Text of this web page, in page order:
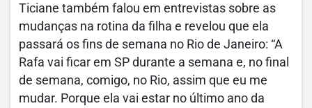
Ticiane também falou em entrevistas sobre as
mudanças na rotina da filha e revelou que ela
passará os fins de semana no Rio de Janeiro: “A
Rafa vai ficar em SP durante a semana e, no final
de semana, comigo, no Rio, assim que eu me
mudar. Porque ela vai estar no último ano da